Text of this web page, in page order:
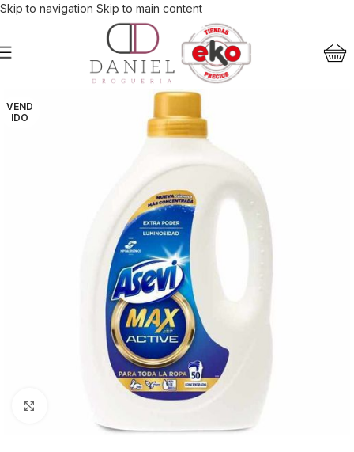
Skip to navigation Skip to main content
VEND
IDO
Haga Click para agrandar